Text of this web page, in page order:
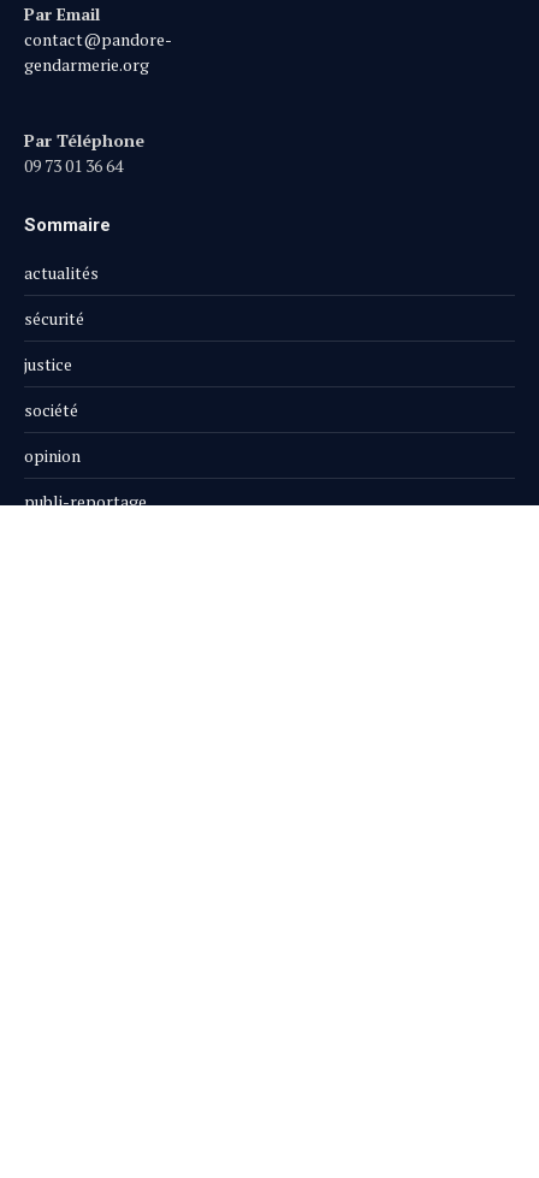
Par Email
contact@pandore-
gendarmerie.org
Par Téléphone
09 73 01 36 64
Sommaire
actualités
sécurité
justice
société
opinion
publi-reportage